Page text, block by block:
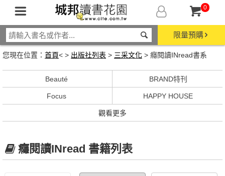
0
限量預購
您現在位置： 首頁< > 出版社列表 > 三采文化 > 癮閱讀INread書系
Beauté BRAND特刊
Focus HAPPY HOUSE
觀看更多
癮閱讀INread 書籍列表